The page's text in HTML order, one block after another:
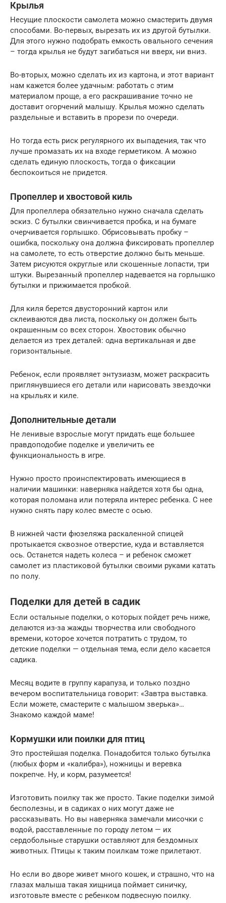
Крылья
Несущие плоскости самолета можно смастерить двумя
способами. Во-первых, вырезать их из другой бутылки.
Для этого нужно подобрать емкость овального сечения
– тогда крылья не будут загибаться ни вверх, ни вниз.
Во-вторых, можно сделать их из картона, и этот вариант
нам кажется более удачным: работать с этим
материалом проще, а его раскрашивание точно не
доставит огорчений малышу. Крылья можно сделать
раздельные и вставить в прорези по очереди.
Но тогда есть риск регулярного их выпадения, так что
лучше промазать их на входе герметиком. А можно
сделать единую плоскость, тогда о фиксации
беспокоиться не придется.
Пропеллер и хвостовой киль
Для пропеллера обязательно нужно сначала сделать
эскиз. С бутылки свинчивается пробка, и на бумаге
очерчивается горлышко. Обрисовывать пробку –
ошибка, поскольку она должна фиксировать пропеллер
на самолете, то есть отверстие должно быть меньше.
Затем рисуются округлые или скошенные лопасти, три
штуки. Вырезанный пропеллер надевается на горлышко
бутылки и прижимается пробкой.
Для киля берется двусторонний картон или
склеиваются два листа, поскольку он должен быть
окрашенным со всех сторон. Хвостовик обычно
делается из трех деталей: одна вертикальная и две
горизонтальные.
Ребенок, если проявляет энтузиазм, может раскрасить
приглянувшиеся его детали или нарисовать звездочки
на крыльях и киле.
Дополнительные детали
Не ленивые взрослые могут придать еще большее
правдоподобие поделке и увеличить ее
функциональность в игре.
Нужно просто проинспектировать имеющиеся в
наличии машинки: наверняка найдется хотя бы одна,
которая поломана или потеряла интерес ребенка. С нее
нужно снять пару колес вместе с осью.
В нижней части фюзеляжа раскаленной спицей
протыкается сквозное отверстие, куда и вставляется
ось. Останется надеть колеса – и ребенок сможет
самолет из пластиковой бутылки своими руками катать
по полу.
Поделки для детей в садик
Если остальные поделки, о которых пойдет речь ниже,
делаются из-за жажды творчества или свободного
времени, которое хочется потратить с трудом, то
детские поделки — отдельная тема, если дело касается
садика.
Месяц водите в группу карапуза, и только поздно
вечером воспитательница говорит: «Завтра выставка.
Если можете, смастерите с малышом зверька»…
Знакомо каждой маме!
Кормушки или поилки для птиц
Это простейшая поделка. Понадобится только бутылка
(любых форм и «калибра»), ножницы и веревка
покрепче. Ну, и корм, разумеется!
Изготовить поилку так же просто. Такие поделки зимой
бесполезны, и в садиках о них могут даже не
рассказывать. Но вы наверняка замечали мисочки с
водой, расставленные по городу летом — их
сердобольные старушки оставляют для бездомных
животных. Птицы к таким поилкам тоже прилетают.
Но если во дворе живет много кошек, и страшно, что на
глазах малыша такая хищница поймает синичку,
изготовьте вместе с ребенком подвесную поилку.